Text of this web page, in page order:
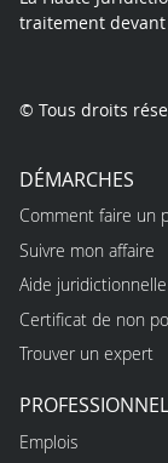
traitement devant
© Tous droits
DÉMARCHES
Comment faire un
Suivre mon affaire
Aide juridictionnelle
Certificat de non
Trouver un expert
Emplois